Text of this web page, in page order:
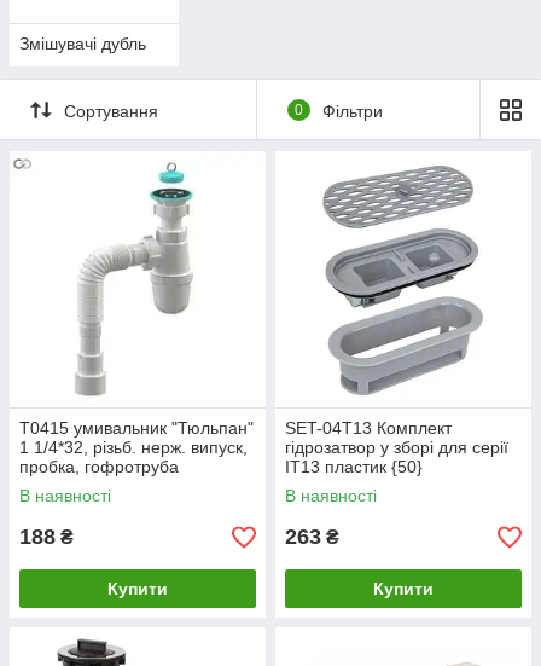
Змішувачі дубль
Сортування 0 Фільтри
Т0415 умивальник "Тюльпан"
1 1/4*32, різьб. нерж. випуск,
пробка, гофротруба
32*32/40/50{30}
В наявності
188 ₴
Купити
SET-04T13 Комплект
гідрозатвор у зборі для серії
IT13 пластик {50}
В наявності
263 ₴
Купити